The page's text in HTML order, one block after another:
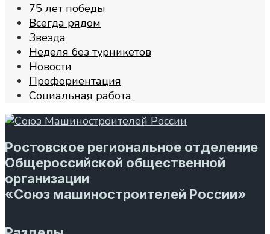
75 лет победы
Всегда рядом
Звезда
Неделя без турникетов
Новости
Профориентация
Социальная работа
Ростовское региональное отделение
Общероссийской общественной
организации
«Союз машиностроителей России»